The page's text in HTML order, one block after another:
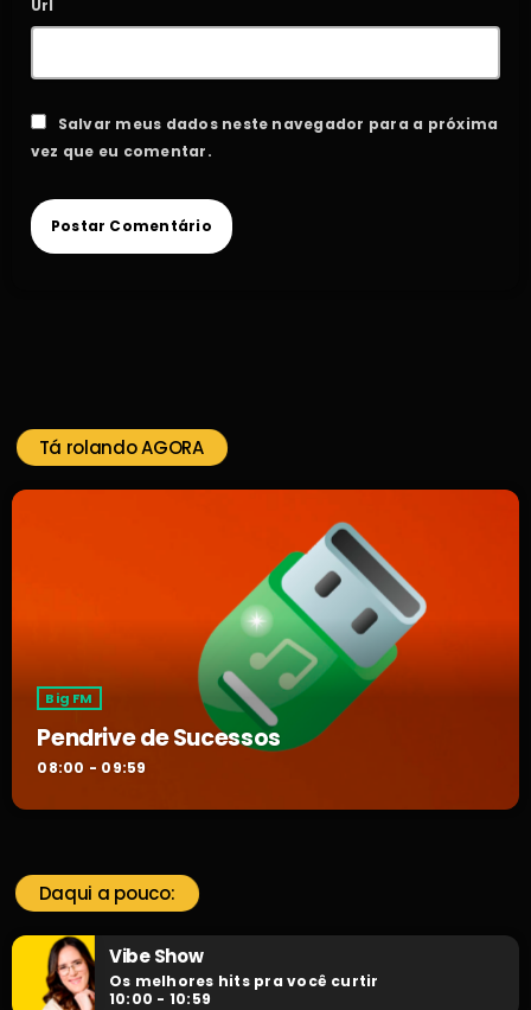
Url
Salvar meus dados neste navegador para a próxima
vez que eu comentar.
Tá rolando AGORA
Big FM
Pendrive de Sucessos
08:00 - 09:59
Daqui a pouco:
Vibe Show
Os melhores hits pra você curtir
10:00 - 10:59